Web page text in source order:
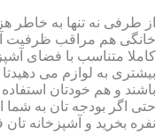
از طرفی نه تنها به خاطر
خانگی هم مراقب ظرفیت
کاملا متناسب با فضای
بیشتری به لوازم می دهیدتا
باشند و هم خودتان
نفره بخرید و آشپزخانه